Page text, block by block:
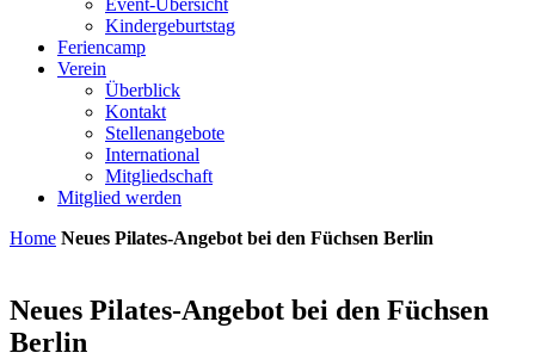
Event-Übersicht
Kindergeburtstag
Feriencamp
Verein
Überblick
Kontakt
Stellenangebote
International
Mitgliedschaft
Mitglied werden
Home Neues Pilates-Angebot bei den Füchsen Berlin
Neues Pilates-Angebot bei den Füchsen
Berlin